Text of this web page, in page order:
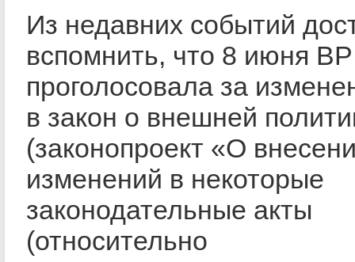
Из недавних событий
вспомнить, что 8 июня ВР
проголосовала за
в закон о внешней
(законопроект «О
изменений в некоторые
законодательные акты
(относительно